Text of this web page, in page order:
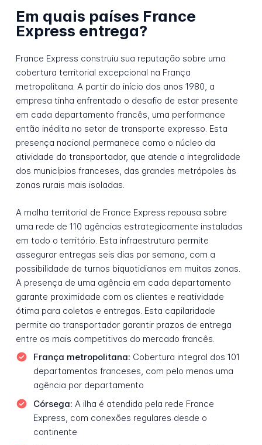
Em quais países France
Express entrega?
France Express construiu sua reputação sobre uma
cobertura territorial excepcional na França
metropolitana. A partir do início dos anos 1980, a
empresa tinha enfrentado o desafio de estar presente
em cada departamento francês, uma performance
então inédita no setor de transporte expresso. Esta
presença nacional permanece como o núcleo da
atividade do transportador, que atende a integralidade
dos municípios franceses, das grandes metrópoles às
zonas rurais mais isoladas.
A malha territorial de France Express repousa sobre
uma rede de 110 agências estrategicamente instaladas
em todo o território. Esta infraestrutura permite
assegurar entregas seis dias por semana, com a
possibilidade de turnos biquotidianos em muitas zonas.
A presença de uma agência em cada departamento
garante proximidade com os clientes e reatividade
ótima para coletas e entregas. Esta capilaridade
permite ao transportador garantir prazos de entrega
entre os mais competitivos do mercado francês.
França metropolitana: Cobertura integral dos 101
departamentos franceses, com pelo menos uma
agência por departamento
Córsega: A ilha é atendida pela rede France
Express, com conexões regulares desde o
continente